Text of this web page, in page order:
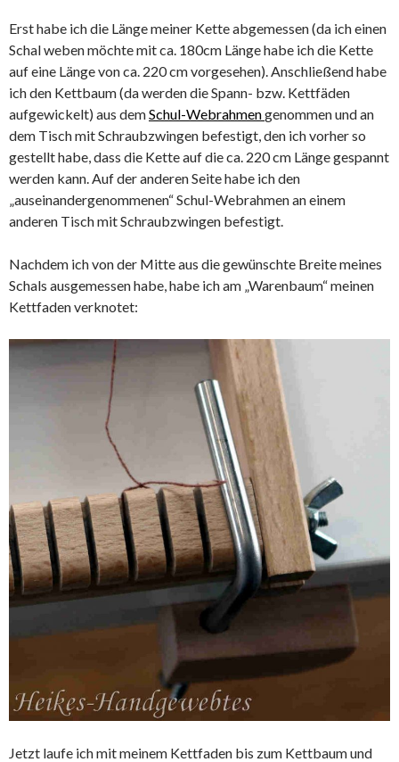
Erst habe ich die Länge meiner Kette abgemessen (da ich einen
Schal weben möchte mit ca. 180cm Länge habe ich die Kette
auf eine Länge von ca. 220 cm vorgesehen). Anschließend habe
ich den Kettbaum (da werden die Spann- bzw. Kettfäden
aufgewickelt) aus demSchul-Webrahmengenommen und an
dem Tisch mit Schraubzwingen befestigt, den ich vorher so
gestellt habe, dass die Kette auf die ca. 220 cm Länge gespannt
werden kann. Auf der anderen Seite habe ich den
„auseinandergenommenen“ Schul-Webrahmen an einem
anderen Tisch mit Schraubzwingen befestigt.
Nachdem ich von der Mitte aus die gewünschte Breite meines
Schals ausgemessen habe, habe ich am „Warenbaum“ meinen
Kettfaden verknotet:
Jetzt laufe ich mit meinem Kettfaden bis zum Kettbaum und